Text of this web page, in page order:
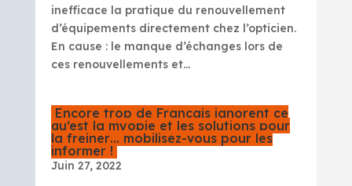
inefficace la pratique du renouvellement
d’équipements directement chez l’opticien.
En cause : le manque d’échanges lors de
ces renouvellements et...
Encore trop de Français ignorent ce
qu’est la myopie et les solutions pour
la freiner… mobilisez-vous pour les
informer !
Juin 27, 2022